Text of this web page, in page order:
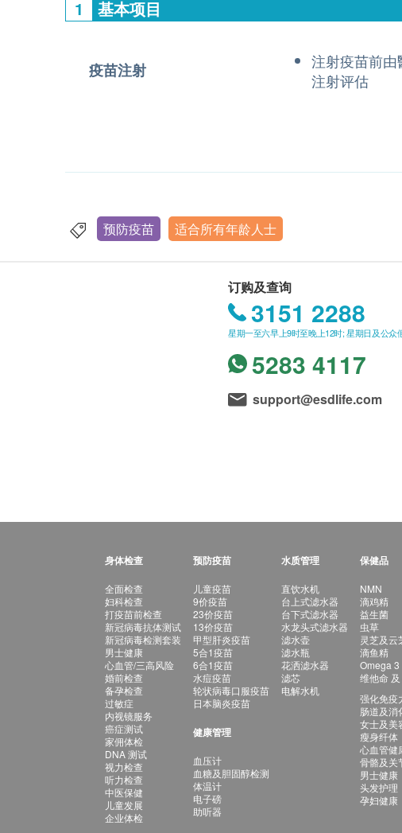
1 基本项目
疫苗注射
注射疫苗前
注射评估
预防疫苗 适合所有年龄人士
订购及查询
3151 2288
星期一至六早上9时至晚上12时; 星期日及公众
5283 4117
support@esdlife.com
身体检查
全面检查
妇科检查
打疫苗前检查
新冠病毒抗体测试
新冠病毒检测套装
男士健康
心血管/三高风险
婚前检查
备孕检查
过敏症
内视镜服务
癌症测试
家佣体检
DNA 测试
视力检查
听力检查
中医保健
儿童发展
企业体检
预防疫苗
儿童疫苗
9价疫苗
23价疫苗
13价疫苗
甲型肝炎疫苗
5合1疫苗
6合1疫苗
水痘疫苗
轮状病毒口服疫苗
日本脑炎疫苗
健康管理
血压计
血糖及胆固醇检测
体温计
电子磅
助听器
水质管理
直饮水机
台上式滤水器
台下式滤水器
水龙头式滤水器
滤水壶
滤水瓶
花洒滤水器
滤芯
电解水机
保健品
NMN
滴鸡精
益生菌
虫草
灵芝及云
滴鱼精
Omega 3
维他命
强化免疫
肠道及消
女士及美
瘦身纤体
心血管健
骨骼及关
男士健康
头发护理
孕妇健康